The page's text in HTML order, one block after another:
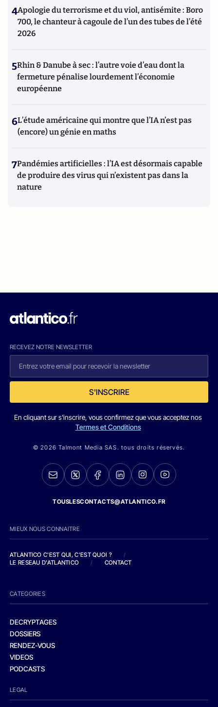
4Apologie du terrorisme et du viol, antisémite : Boro
700, le chanteur à cagoule de l’un des tubes de l’été
2026
5Rhin & Danube à sec : l’autre voie d’eau dont la
fermeture pénalise lourdement l’économie
européenne
6L’étude américaine qui montre que l’IA n’est pas
(encore) un génie en maths
7Pandémies artificielles : l’IA est désormais capable
de produire des virus qui n’existent pas dans la
nature
RECEVEZ NOTRE NEWSLETTER
S'INSCRIRE
En cliquant sur s'inscrire, vous confirmez que vous acceptez nos
Termes et Conditions
© 2026 Talmont Media SAS. tous droits réservés.
TOUSLESCONTACTS@ATLANTICO.FR
MIEUX NOUS CONNAITRE
ATLANTICO C'EST QUI, C'EST QUOI ?
/
LE RESEAU D'ATLANTICO
/ CONTACT
CATEGORIES
DECRYPTAGES
DOSSIERS
RENDEZ-VOUS
VIDEOS
PODCASTS
LEGAL